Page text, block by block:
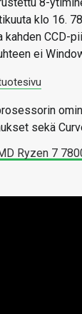
klo 16.
CCD-
ei
sekä
Ryzen 7